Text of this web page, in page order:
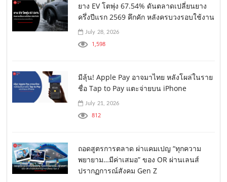
ยาง EV โตพุ่ง 67.54% ดันตลาดเปลี่ยนยาง
ครึ่งปีแรก 2569 คึกคัก หลังครบวงรอบใช้งาน
July 28, 2026
1,598
มีลุ้น! Apple Pay อาจมาไทย หลังโผล่ในราย
ชื่อ Tap to Pay แตะจ่ายบน iPhone
July 21, 2026
812
ถอดสูตรการตลาด ผ่าแคมเปญ “ทุกความ
พยายาม…มีค่าเสมอ” ของ OR ผ่านเลนส์
ปรากฏการณ์สังคม Gen Z